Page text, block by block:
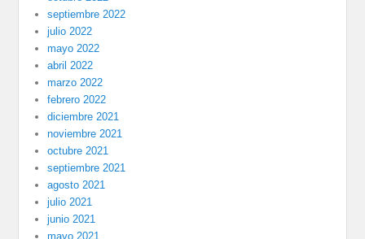
septiembre 2022
julio 2022
mayo 2022
abril 2022
marzo 2022
febrero 2022
diciembre 2021
noviembre 2021
octubre 2021
septiembre 2021
agosto 2021
julio 2021
junio 2021
mayo 2021